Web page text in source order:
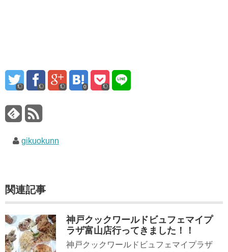
0
gikuokunn
関連記事
神戸クックワールドビュフェマイプ
ラザ富山店行ってきました！！
神戸クックワールドビュフェマイプラザ